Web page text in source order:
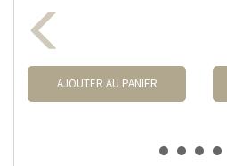
AJOUTER AU PANIER